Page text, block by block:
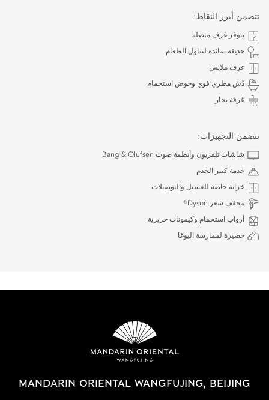
تتضمن أبرز النقاط:
تتوفر غرف متصلة
حديقة بمائدة لتناول الطعام
غرف ملابس
دُش مطري قوي وحوض استحمام
غرفة بخار
تتضمن التجهيزات:
شاشات تلفزيون وأنظمة صوت Bang & Olufsen
خدمة كبير الخدم
خزانة خاصة للغسيل والتوصيلات
مجفف شعر Dyson®
أرواب استحمام وكيمونات حريرية
حصيرة لممارسة اليوغا
MANDARIN ORIENTAL WANGFUJING, BEIJING